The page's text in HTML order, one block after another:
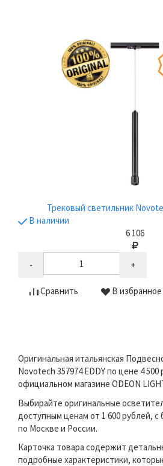
Трековый светильник
В наличии
6 106
- +
Сравнить В избранное
Оригинальная итальянская
Novotech 357974 EDDY по цене 4 500
официальном магазине ODEON
Выбирайте оригинальные
доступным ценам от 1 600 рублей, с
по Москве и России.
Карточка товара содержит
подробные характеристики,